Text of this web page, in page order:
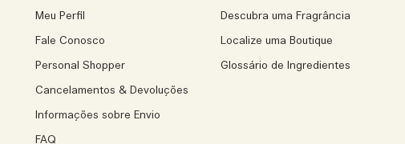
Meu Perfil
Fale Conosco
Personal Shopper
Cancelamentos & Devoluções
Informações sobre Envio
FAQ
Descubra uma Fragrância
Localize uma Boutique
Glossário de Ingredientes